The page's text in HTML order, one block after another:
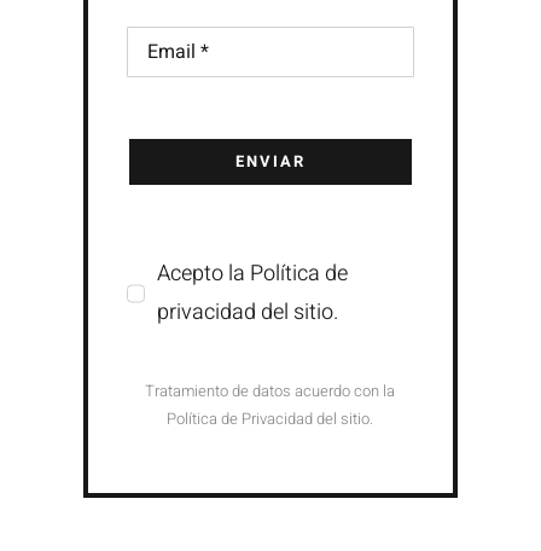
ENVIAR
Acepto la Política de
privacidad del sitio.
Tratamiento de datos acuerdo con la
Política de Privacidad del sitio.